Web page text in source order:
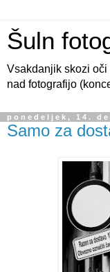
Šuln
Vsakdanjik skozi
nad fotografijo
ponedeljek, 14.
Samo za